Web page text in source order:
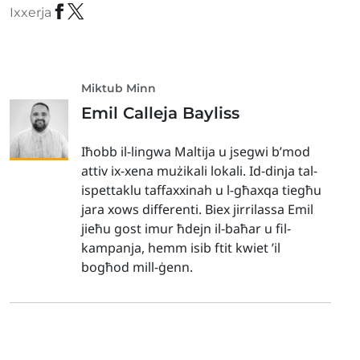
Ixxerja
Miktub Minn
Emil Calleja Bayliss
Iħobb il-lingwa Maltija u jsegwi b’mod
attiv ix-xena mużikali lokali. Id-dinja tal-
ispettaklu taffaxxinah u l-għaxqa tiegħu
jara xows differenti. Biex jirrilassa Emil
jieħu gost imur ħdejn il-baħar u fil-
kampanja, hemm isib ftit kwiet ’il
bogħod mill-ġenn.